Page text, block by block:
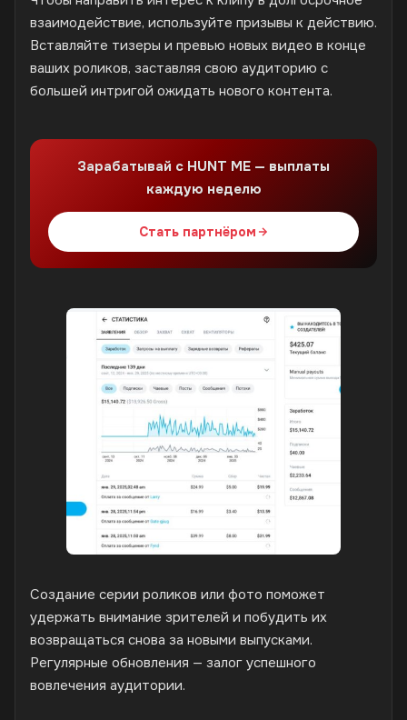
взаимодействие, используйте призывы к действию.
Вставляйте тизеры и превью новых видео в конце
ваших роликов, заставляя свою аудиторию с
большей интригой ожидать нового контента.
Зарабатывай с HUNT ME — выплаты
каждую неделю
Стать партнёром
Создание серии роликов или фото поможет
удержать внимание зрителей и побудить их
возвращаться снова за новыми выпусками.
Регулярные обновления — залог успешного
вовлечения аудитории.